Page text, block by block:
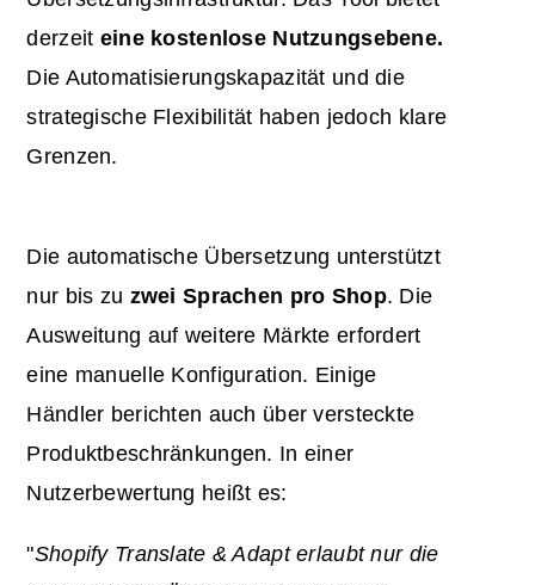
derzeit eine kostenlose Nutzungsebene.
Die Automatisierungskapazität und die
strategische Flexibilität haben jedoch klare
Grenzen.
Die automatische Übersetzung unterstützt
nur bis zu zwei Sprachen pro Shop. Die
Ausweitung auf weitere Märkte erfordert
eine manuelle Konfiguration. Einige
Händler berichten auch über versteckte
Produktbeschränkungen. In einer
Nutzerbewertung heißt es:
"Shopify Translate & Adapt erlaubt nur die